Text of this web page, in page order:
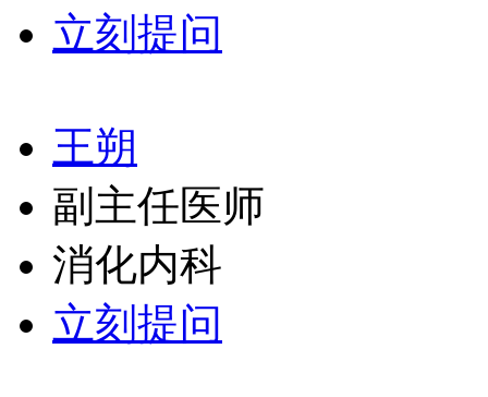
立刻提问
王朔
副主任医师
消化内科
立刻提问